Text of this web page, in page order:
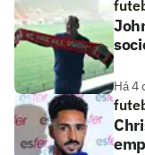
Há 4